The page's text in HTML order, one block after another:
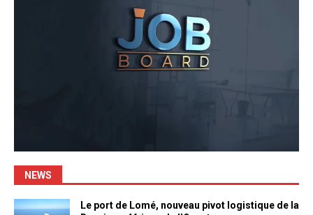
NEWS
Le port de Lomé, nouveau pivot logistique de la